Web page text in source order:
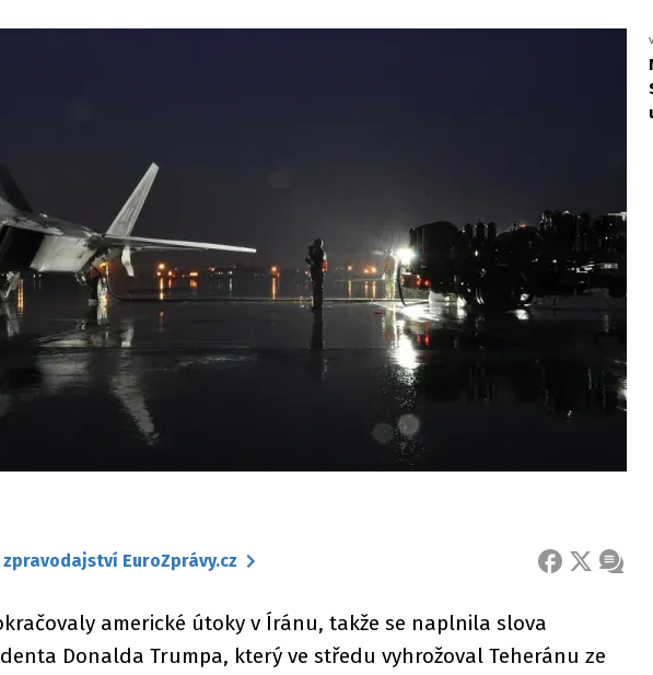
EuroZprávy.cz FACEBOOK
X
americké útoky v Íránu, takže se naplnila slova
Donalda Trumpa, který ve středu vyhrožoval Teheránu ze